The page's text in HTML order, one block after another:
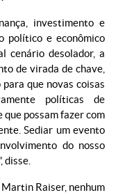
investimento e
político e econômico
cenário desolador, a
de virada de chave,
que novas coisas
políticas de
possam fazer com
Sediar um evento
do nosso
disse.
Raiser, nenhum